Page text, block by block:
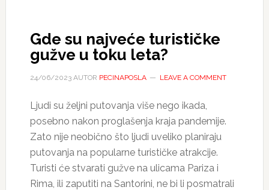
Gde su najveće turističke
gužve u toku leta?
24/06/2023AUTOR PECINAPOSLA LEAVE A COMMENT
Ljudi su željni putovanja više nego ikada,
posebno nakon proglašenja kraja pandemije.
Zato nije neobično što ljudi uveliko planiraju
putovanja na popularne turističke atrakcije.
Turisti će stvarati gužve na ulicama Pariza i
Rima, ili zaputiti na Santorini, ne bi li posmatrali